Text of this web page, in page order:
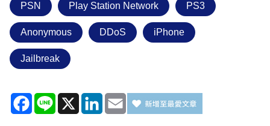
PSN Play Station Network PS3
Anonymous DDoS iPhone
Jailbreak
Facebook
Line X LinkedIn
Email